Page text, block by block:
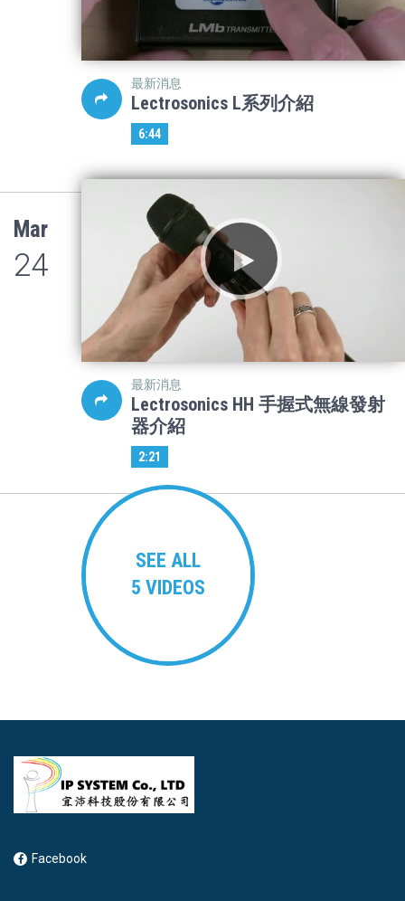
最新消息
Lectrosonics L系列介紹
6:44
Mar
24
最新消息
Lectrosonics HH 手握式無線發射
器介紹
2:21
SEE ALL
5 VIDEOS
Facebook